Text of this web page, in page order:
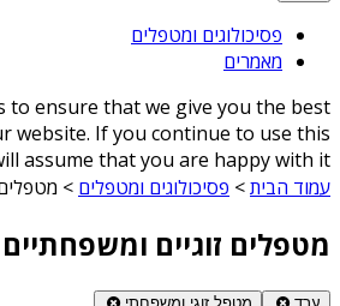
פסיכולוגים ומטפלים
מאמרים
to ensure that we give you the best
website. If you continue to use this
assume that you are happy with it
עמוד הבית> פסיכולוגים ומטפלים >
מטפלים זוגיים